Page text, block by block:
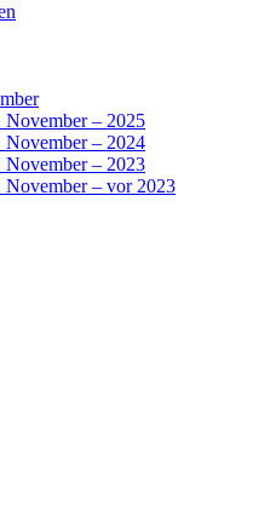
November – 2025
November – 2024
November – 2023
November – vor 2023